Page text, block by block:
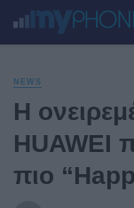
NEWS
H
HUAWEI
πιο